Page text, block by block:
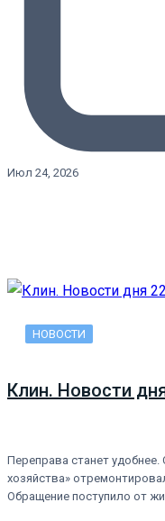
Июл 24, 2026
НОВОСТИ
Клин. Новости
Переправа станет удобнее.
хозяйства»
Обращение поступило от